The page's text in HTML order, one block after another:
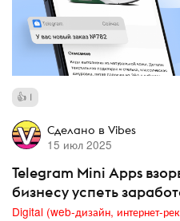
1
Сделано в Vibes
15 июл 2025
Telegram Mini Apps
бизнесу успеть